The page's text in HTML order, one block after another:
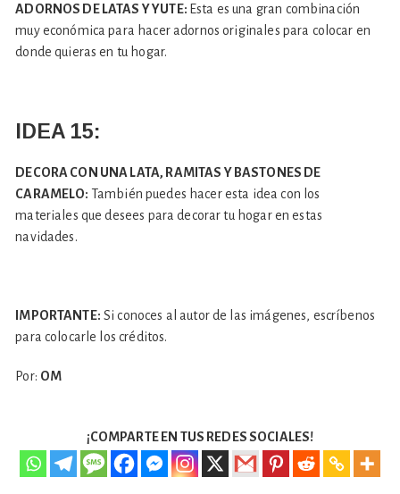
ADORNOS DE LATAS Y YUTE: Esta es una gran combinación
muy económica para hacer adornos originales para colocar en
donde quieras en tu hogar.
IDEA 15:
DECORA CON UNA LATA, RAMITAS Y BASTONES DE
CARAMELO: También puedes hacer esta idea con los
materiales que desees para decorar tu hogar en estas
navidades.
IMPORTANTE: Si conoces al autor de las imágenes, escríbenos
para colocarle los créditos.
Por: OM
¡COMPARTE EN TUS REDES SOCIALES!